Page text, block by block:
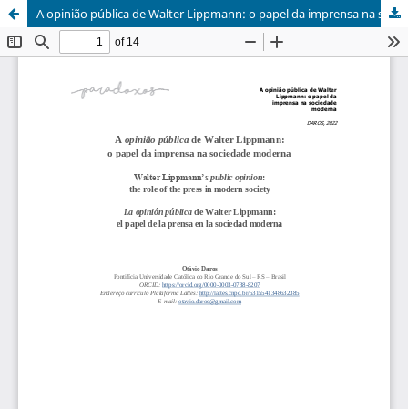
A opinião pública de Walter Lippmann: o papel da imprensa na sociedade moderna